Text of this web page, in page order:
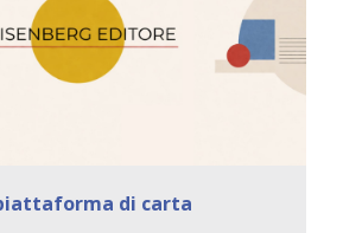
di carta